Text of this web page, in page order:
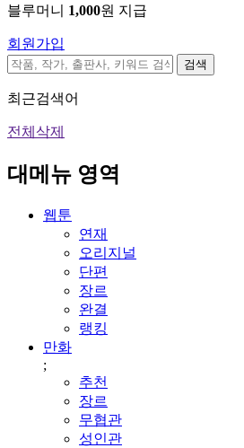
블루머니 1,000원 지급
회원가입
검색
최근검색어
전체삭제
대메뉴 영역
웹툰
연재
오리지널
단편
장르
완결
랭킹
만화
;
추천
장르
무협관
성인관